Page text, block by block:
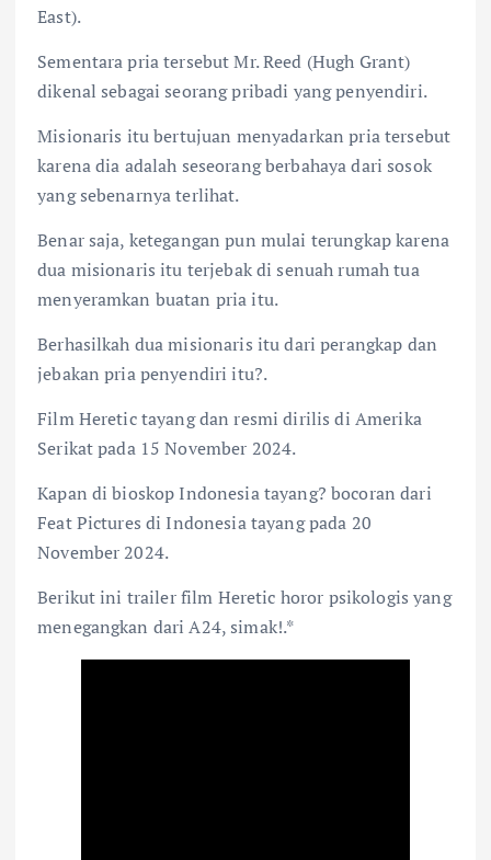
East).
Sementara pria tersebut Mr. Reed (Hugh Grant)
dikenal sebagai seorang pribadi yang penyendiri.
Misionaris itu bertujuan menyadarkan pria tersebut
karena dia adalah seseorang berbahaya dari sosok
yang sebenarnya terlihat.
Benar saja, ketegangan pun mulai terungkap karena
dua misionaris itu terjebak di senuah rumah tua
menyeramkan buatan pria itu.
Berhasilkah dua misionaris itu dari perangkap dan
jebakan pria penyendiri itu?.
Film Heretic tayang dan resmi dirilis di Amerika
Serikat pada 15 November 2024.
Kapan di bioskop Indonesia tayang? bocoran dari
Feat Pictures di Indonesia tayang pada 20
November 2024.
Berikut ini trailer film Heretic horor psikologis yang
menegangkan dari A24, simak!.*